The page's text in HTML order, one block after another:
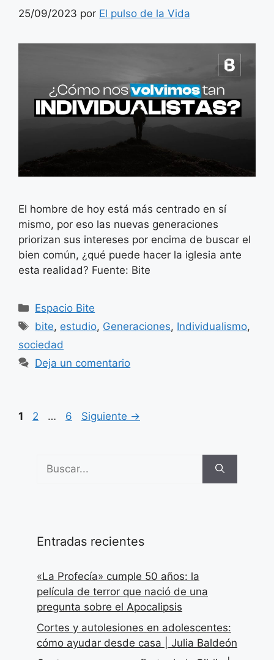
25/09/2023 por El pulso de la Vida
El hombre de hoy está más centrado en sí
mismo, por eso las nuevas generaciones
priorizan sus intereses por encima de buscar el
bien común, ¿qué puede hacer la iglesia ante
esta realidad? Fuente: Bite
Categorías
Espacio Bite
Etiquetas
bite, estudio, Generaciones, Individualismo,
sociedad
Deja un comentario
Página
1 Página
2 … Página
6 Siguiente →
Buscar:
Entradas recientes
«La Profecía» cumple 50 años: la
película de terror que nació de una
pregunta sobre el Apocalipsis
Cortes y autolesiones en adolescentes:
cómo ayudar desde casa | Julia Baldeón